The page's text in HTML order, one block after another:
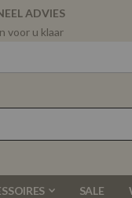
ADVIES
voor u klaar
SALE